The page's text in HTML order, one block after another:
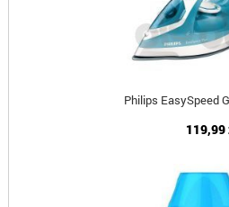
Philips EasySpeed
119,99